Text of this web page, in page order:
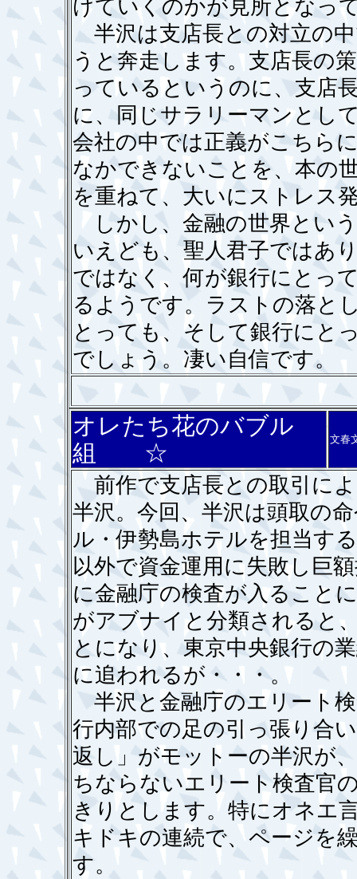
けていくのかが見所となっ
半沢は支店長との対立の
うと奔走します。支店長の
っているというのに、支店
に、同じサラリーマンとし
会社の中では正義がこちら
なかできないことを、本の
を重ねて、大いにストレス
しかし、金融の世界とい
いえども、聖人君子ではあ
ではなく、何が銀行にとっ
るようです。ラストの落と
とっても、そして銀行にと
でしょう。凄い自信です。
オレたち花のバブル
組 ☆
文春
前作で支店長との取引に
半沢。今回、半沢は頭取の
ル・伊勢島ホテルを担当す
以外で資金運用に失敗し巨
に金融庁の検査が入ること
がアブナイと分類されると
とになり、東京中央銀行の
に追われるが・・・。
半沢と金融庁のエリート
行内部での足の引っ張り合
返し」がモットーの半沢が
ちならないエリート検査官
きりとします。特にオネエ
キドキの連続で、ページを
す。